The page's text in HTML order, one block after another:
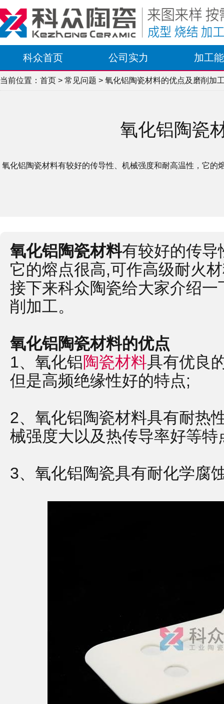
科众首页 公司实力 加工
当前位置： 首页 > 常见问题 > 氧化铝陶瓷材料的优点及磨削加
氧化铝陶瓷
氧化铝陶瓷材料有较好的传导性、机械强度和耐高温性，它
氧化铝陶瓷材料有较好的传导
它的熔点很高,可作高级耐火
接下来科众陶瓷给大家介绍
削加工。
氧化铝陶瓷材料的优点
1、氧化铝陶瓷材料具有优良
但是高频绝缘性好的特点;
2、氧化铝陶瓷材料具有耐热
械强度大以及热传导率好等特
3、氧化铝陶瓷具有耐化学腐